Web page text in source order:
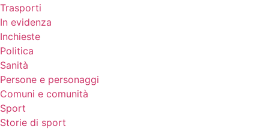
Trasporti
In evidenza
Inchieste
Politica
Sanità
Persone e personaggi
Comuni e comunità
Sport
Storie di sport